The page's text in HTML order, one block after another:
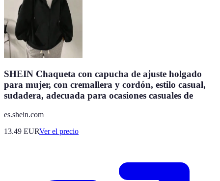
SHEIN Chaqueta con capucha de ajuste holgado
para mujer, con cremallera y cordón, estilo casual,
sudadera, adecuada para ocasiones casuales de
es.shein.com
13.49 EURVer el precio